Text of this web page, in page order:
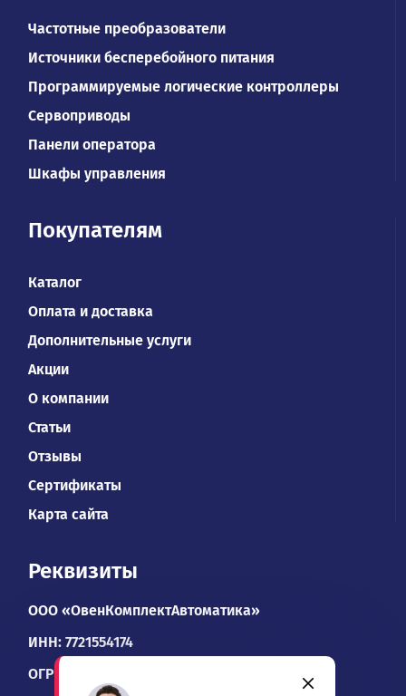
Частотные преобразователи
Источники бесперебойного питания
Программируемые логические контроллеры
Сервоприводы
Панели оператора
Шкафы управления
Покупателям
Каталог
Оплата и доставка
Дополнительные услуги
Акции
О компании
Статьи
Отзывы
Сертификаты
Карта сайта
Реквизиты
ООО «ОвенКомплектАвтоматика»
ИНН: 7721554174
ОГРН: 1067746534900